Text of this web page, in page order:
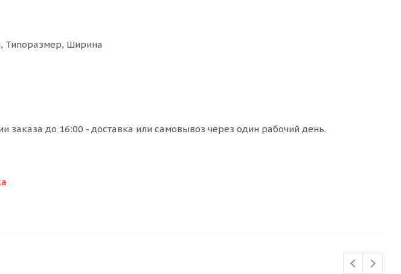
Типоразмер, Ширина
до 16:00 - доставка или самовывоз через один рабочий день.